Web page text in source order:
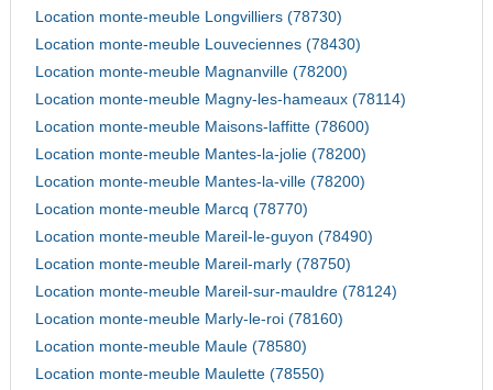
Location monte-meuble Longvilliers (78730)
Location monte-meuble Louveciennes (78430)
Location monte-meuble Magnanville (78200)
Location monte-meuble Magny-les-hameaux (78114)
Location monte-meuble Maisons-laffitte (78600)
Location monte-meuble Mantes-la-jolie (78200)
Location monte-meuble Mantes-la-ville (78200)
Location monte-meuble Marcq (78770)
Location monte-meuble Mareil-le-guyon (78490)
Location monte-meuble Mareil-marly (78750)
Location monte-meuble Mareil-sur-mauldre (78124)
Location monte-meuble Marly-le-roi (78160)
Location monte-meuble Maule (78580)
Location monte-meuble Maulette (78550)